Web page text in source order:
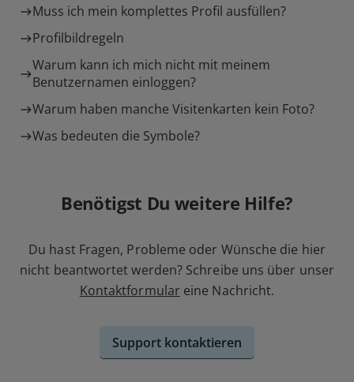
Muss ich mein komplettes Profil ausfüllen?
Profilbildregeln
Warum kann ich mich nicht mit meinem
Benutzernamen einloggen?
Warum haben manche Visitenkarten kein Foto?
Was bedeuten die Symbole?
Benötigst Du weitere Hilfe?
Du hast Fragen, Probleme oder Wünsche die hier
nicht beantwortet werden? Schreibe uns über unser
Kontaktformular eine Nachricht.
Support kontaktieren